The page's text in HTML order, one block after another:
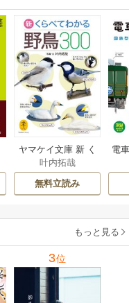
ヤマケイ文庫 新 く
らべてわかる野鳥3
00 1巻
叶内拓哉
無料立読み
電
もっと見る
3位